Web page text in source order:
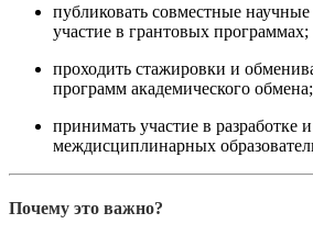
публиковать совместные
участие в грантовых программах;
проходить стажировки и
программ академического обмена;
принимать участие в разработке
междисциплинарных
Почему это важно?